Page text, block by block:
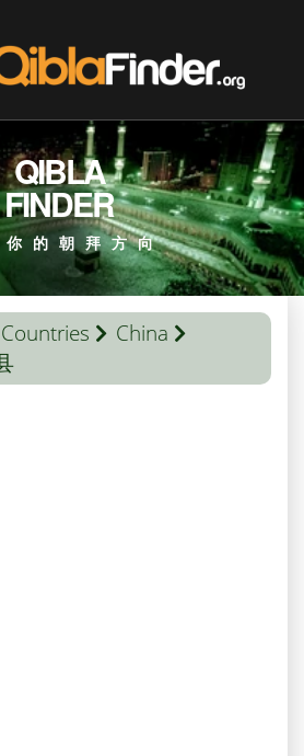
QIBLA
FINDER
你的朝拜方向
Countries
China